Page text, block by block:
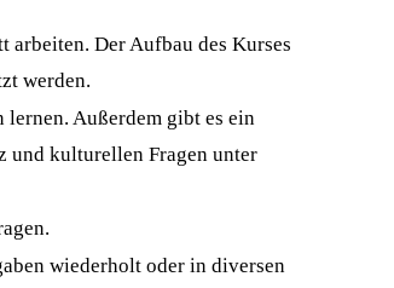
Der Aufbau des Kurses
werden.
Außerdem gibt es ein
und kulturellen Fragen unter
wiederholt oder in diversen